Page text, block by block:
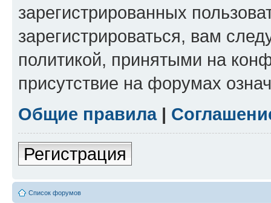
зарегистрированных
зарегистрироваться, вам
политикой, принятыми на
присутствие на форумах
Общие правила|
Регистрация
Список форумов